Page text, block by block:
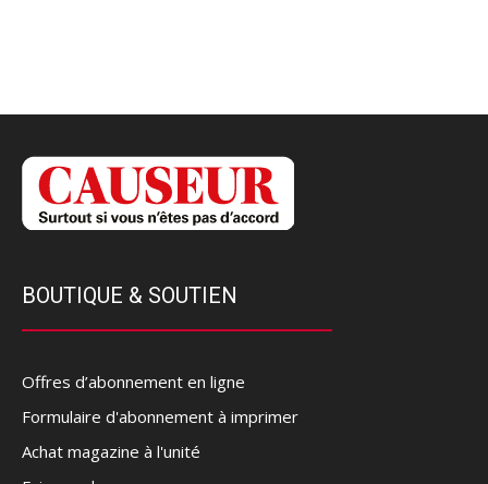
BOUTIQUE & SOUTIEN
Offres d’abonnement en ligne
Formulaire d'abonnement à imprimer
Achat magazine à l'unité